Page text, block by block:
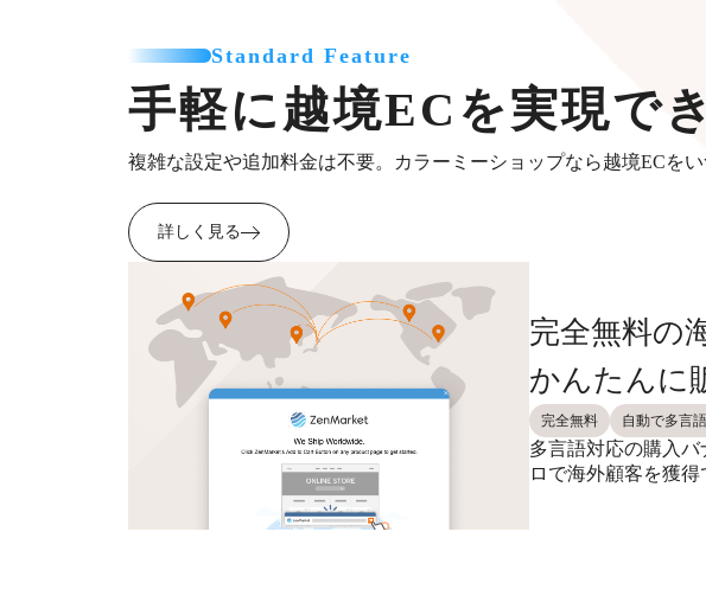
Standard Feature
手軽に越境ECを実現で
複雑な設定や追加料金は不要。カラーミーショップなら越境ECをい
詳しく見る
完全無料の
かんたんに
完全無料 自動で多言
多言語対応の購入
ロで海外顧客を獲得